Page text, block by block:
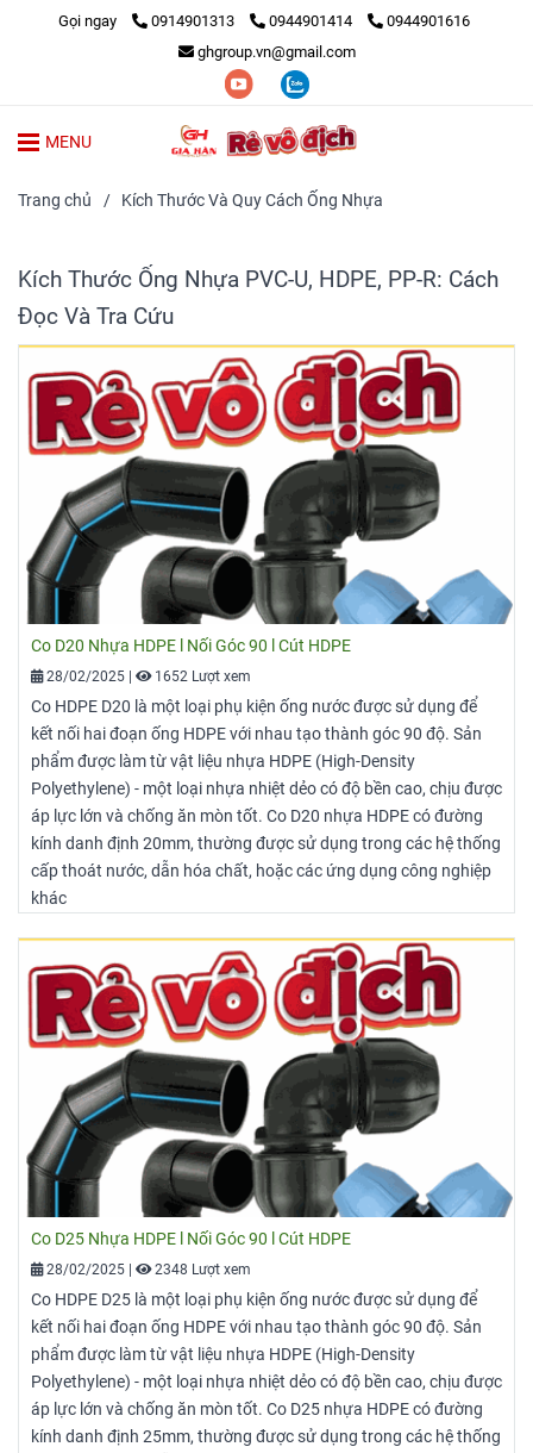
Gọi ngay 0914901313 0944901414
0944901616
ghgroup.vn@gmail.com
MENU
Trang chủ / Kích Thước Và Quy Cách Ống Nhựa
Kích Thước Ống Nhựa PVC-U, HDPE, PP-R: Cách
Đọc Và Tra Cứu
Co D20 Nhựa HDPE l Nối Góc 90 l Cút HDPE
28/02/2025 1652 Lượt xem
Co HDPE D20 là một loại phụ kiện ống nước được sử dụng để
kết nối hai đoạn ống HDPE với nhau tạo thành góc 90 độ. Sản
phẩm được làm từ vật liệu nhựa HDPE (High-Density
Polyethylene) - một loại nhựa nhiệt dẻo có độ bền cao, chịu được
áp lực lớn và chống ăn mòn tốt. Co D20 nhựa HDPE có đường
kính danh định 20mm, thường được sử dụng trong các hệ thống
cấp thoát nước, dẫn hóa chất, hoặc các ứng dụng công nghiệp
khác
Co D25 Nhựa HDPE l Nối Góc 90 l Cút HDPE
28/02/2025 2348 Lượt xem
Co HDPE D25 là một loại phụ kiện ống nước được sử dụng để
kết nối hai đoạn ống HDPE với nhau tạo thành góc 90 độ. Sản
phẩm được làm từ vật liệu nhựa HDPE (High-Density
Polyethylene) - một loại nhựa nhiệt dẻo có độ bền cao, chịu được
áp lực lớn và chống ăn mòn tốt. Co D25 nhựa HDPE có đường
kính danh định 25mm, thường được sử dụng trong các hệ thống